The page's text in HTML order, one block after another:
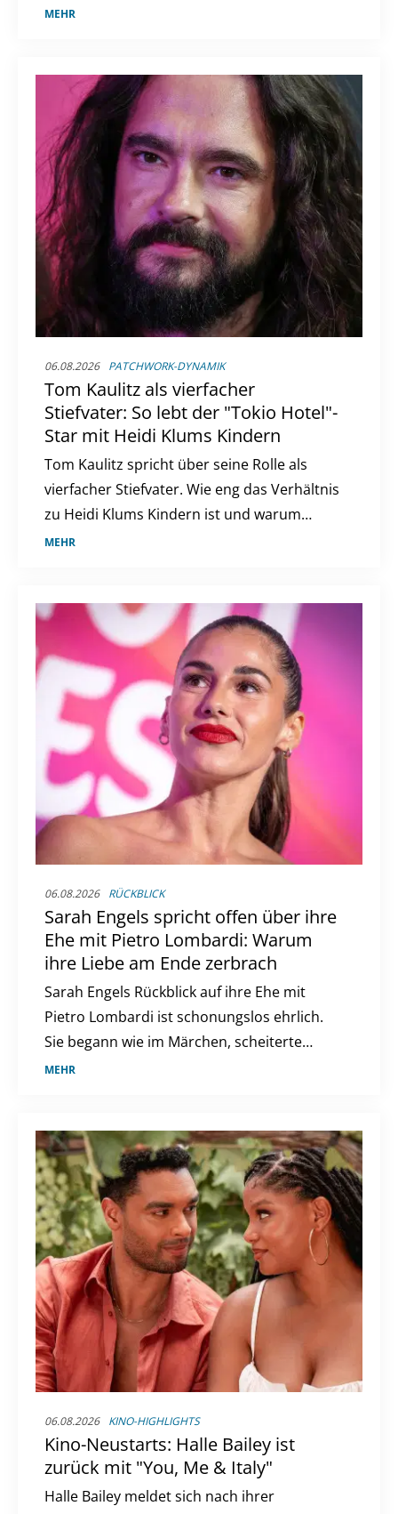
Tempo kennt und alle Zweifel überdauern
MEHR
06.08.2026 PATCHWORK-DYNAMIK
Tom Kaulitz als vierfacher
Stiefvater: So lebt der "Tokio Hotel"-
Star mit Heidi Klums Kindern
Tom Kaulitz spricht über seine Rolle als
vierfacher Stiefvater. Wie eng das Verhältnis
zu Heidi Klums Kindern ist und warum
eigener Nachwuchs kein Thema ist.
MEHR
06.08.2026 RÜCKBLICK
Sarah Engels spricht offen über ihre
Ehe mit Pietro Lombardi: Warum
ihre Liebe am Ende zerbrach
Sarah Engels Rückblick auf ihre Ehe mit
Pietro Lombardi ist schonungslos ehrlich.
Sie begann wie im Märchen, scheiterte
jedoch letztlich am enormen Druck.
MEHR
06.08.2026 KINO-HIGHLIGHTS
Kino-Neustarts: Halle Bailey ist
zurück mit "You, Me & Italy"
Halle Bailey meldet sich nach ihrer